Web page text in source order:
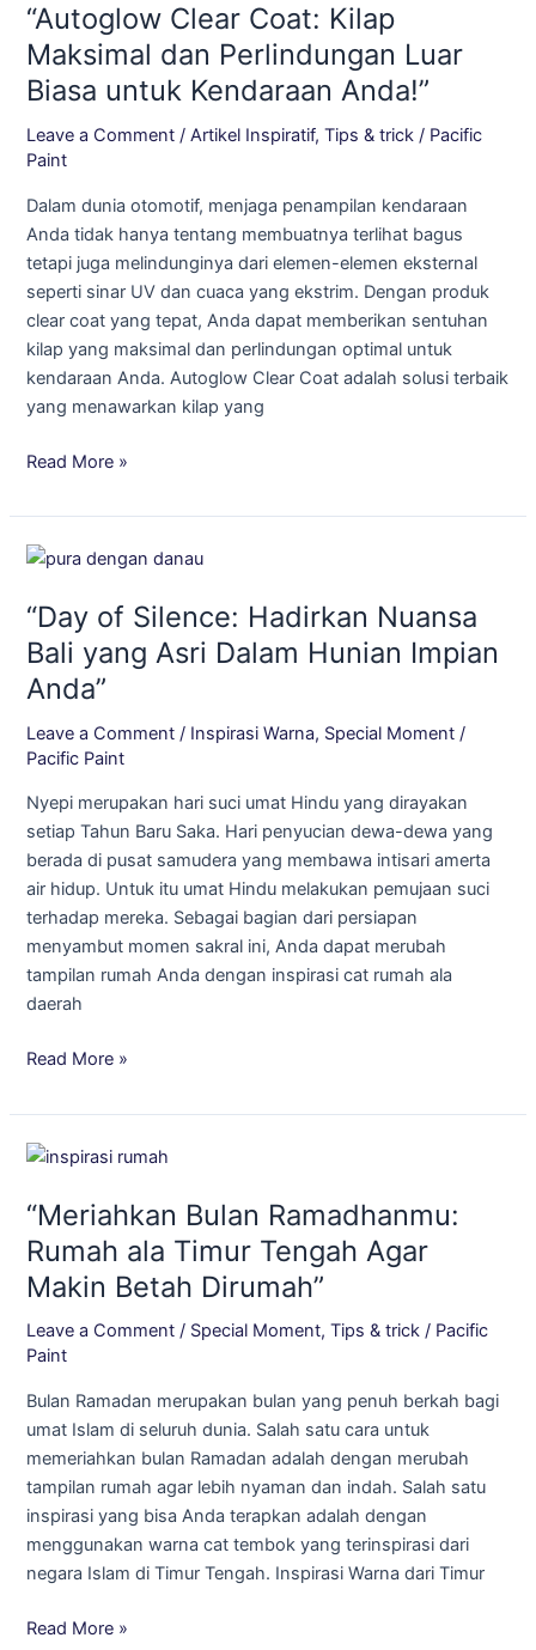
“Autoglow Clear Coat: Kilap
Maksimal dan Perlindungan Luar
Biasa untuk Kendaraan Anda!”
Leave a Comment /Artikel Inspiratif,Tips & trick / Pacific
Paint
Dalam dunia otomotif, menjaga penampilan kendaraan
Anda tidak hanya tentang membuatnya terlihat bagus
tetapi juga melindunginya dari elemen-elemen eksternal
seperti sinar UV dan cuaca yang ekstrim. Dengan produk
clear coat yang tepat, Anda dapat memberikan sentuhan
kilap yang maksimal dan perlindungan optimal untuk
kendaraan Anda. Autoglow Clear Coat adalah solusi terbaik
yang menawarkan kilap yang
Coat:
Kilap
dan
Perlindungan
Luar
untuk
Kendaraan
Anda!”
Read More »
“Day of Silence: Hadirkan Nuansa
Bali yang Asri Dalam Hunian Impian
Anda”
Leave a Comment / Inspirasi Warna, Special Moment /
Pacific Paint
Nyepi merupakan hari suci umat Hindu yang dirayakan
setiap Tahun Baru Saka. Hari penyucian dewa-dewa yang
berada di pusat samudera yang membawa intisari amerta
air hidup. Untuk itu umat Hindu melakukan pemujaan suci
terhadap mereka. Sebagai bagian dari persiapan
menyambut momen sakral ini, Anda dapat merubah
tampilan rumah Anda dengan inspirasi cat rumah ala
daerah
“Day
Silence:
Hadirkan
Nuansa
Bali
yang
Asri
Hunian
Impian
Anda”
Read More »
“Meriahkan Bulan Ramadhanmu:
Rumah ala Timur Tengah Agar
Makin Betah Dirumah”
Leave a Comment / Special Moment,Tips & trick / Pacific
Paint
Bulan Ramadan merupakan bulan yang penuh berkah bagi
umat Islam di seluruh dunia. Salah satu cara untuk
memeriahkan bulan Ramadan adalah dengan merubah
tampilan rumah agar lebih nyaman dan indah. Salah satu
inspirasi yang bisa Anda terapkan adalah dengan
menggunakan warna cat tembok yang terinspirasi dari
negara Islam di Timur Tengah. Inspirasi Warna dari Timur
“Meriahkan
Ramadhanmu:
Rumah
Timur
Tengah
Agar
Betah
Dirumah”
Read More »